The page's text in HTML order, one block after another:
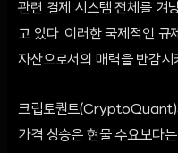
관련 결제 시스템 전체를 겨
고 있다. 이러한 국제적인 규
자산으로서의 매력을 반감
크립토퀀트(CryptoQuant)
가격 상승은 현물 수요보